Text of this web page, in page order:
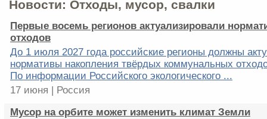
Новости: Отходы, мусор, свалки
Первые восемь регионов актуализировали
отходов
До 1 июля 2027 года российские регионы должны
нормативы накопления твёрдых коммунальных
По информации Российского экологического ...
17 июня | Россия
Мусор на орбите может изменить климат Земли